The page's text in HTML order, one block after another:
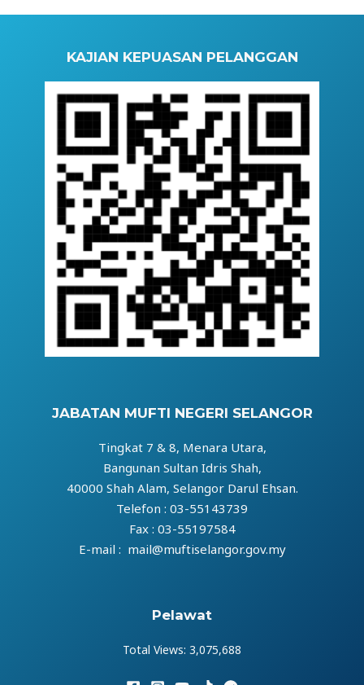
KAJIAN KEPUASAN PELANGGAN
JABATAN MUFTI NEGERI SELANGOR
Tingkat 7 & 8, Menara Utara,
Bangunan Sultan Idris Shah,
40000 Shah Alam, Selangor Darul Ehsan.
Telefon : 03-55143739
Fax : 03-55197584
E-mail : mail@muftiselangor.gov.my
Pelawat
Total Views: 3,075,688